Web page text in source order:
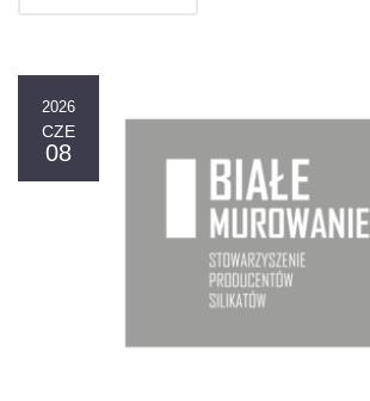
2026
CZE
08